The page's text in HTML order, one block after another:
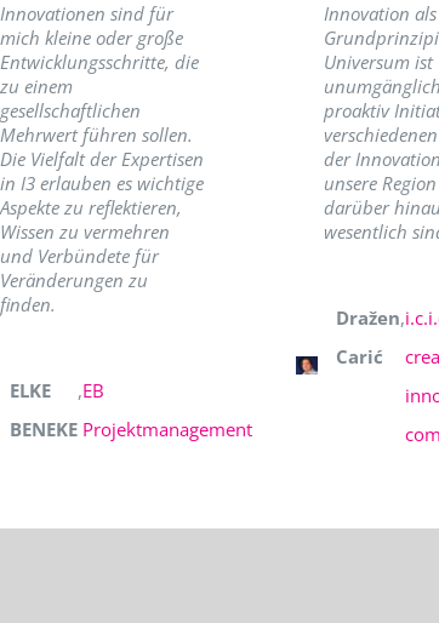
Innovationen sind für
mich kleine oder große
Entwicklungsschritte, die
zu einem
gesellschaftlichen
Mehrwert führen sollen.
Die Vielfalt der Expertisen
in I3 erlauben es wichtige
Aspekte zu reflektieren,
Wissen zu vermehren
und Verbündete für
Veränderungen zu
finden.
ELKE
BENEKE
,EB
Projektmanagement
Innovation
Universum ist
proaktiv
der
unsere
darüber
wesentlich
Dražen
Carić
,